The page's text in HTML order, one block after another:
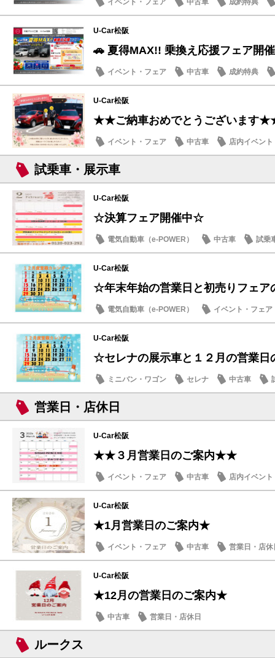
イベント・フェア 中古車 成約特典
U-Car松阪
🚗 夏得MAX!! 乗換え応援フェア開
イベント・フェア 中古車 成約特典
U-Car松阪
★★ご納車おめでとうございます
イベント・フェア 中古車 店内イベント
試乗車・展示車
U-Car松阪
☆決算フェア開催中☆
電気自動車（e-POWER） 中古車
試乗
日産のお店
U-Car松阪
☆年末年始の営業日と初売りフェ
電気自動車（e-POWER）
イベント・フェア
営業日・店休日
U-Car松阪
☆セレナの展示車と１２月の営業
ミニバン・ワゴン セレナ 中古車
営業日・店休日
U-Car松阪
★★３月営業日のご案内★★
イベント・フェア 中古車 店内イベント
U-Car松阪
★1月営業日のご案内★
イベント・フェア 中古車 営業日・店休
U-Car松阪
★12月の営業日のご案内★
中古車 営業日・店休日
ルークス